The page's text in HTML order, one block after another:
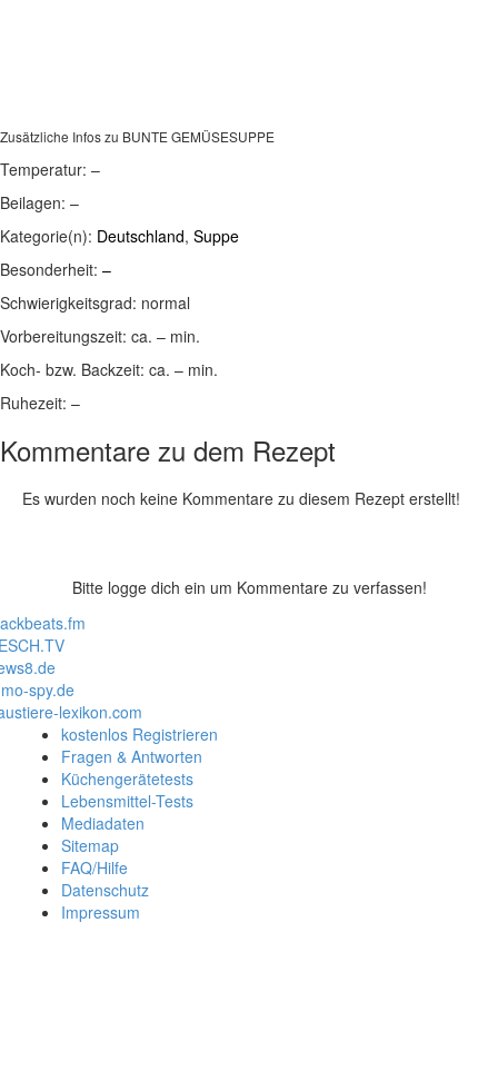
Zusätzliche Infos zu BUNTE GEMÜSESUPPE
Temperatur: –
Beilagen: –
Kategorie(n): Deutschland, Suppe
Besonderheit: –
Schwierigkeitsgrad: normal
Vorbereitungszeit: ca. – min.
Koch- bzw. Backzeit: ca. – min.
Ruhezeit: –
Kommentare zu dem Rezept
Es wurden noch keine Kommentare zu diesem Rezept erstellt!
Bitte logge dich ein um Kommentare zu verfassen!
spy.de
lexikon.com
kostenlos Registrieren
Fragen & Antworten
Küchengerätetests
Lebensmittel-Tests
Mediadaten
Sitemap
FAQ/Hilfe
Datenschutz
Impressum